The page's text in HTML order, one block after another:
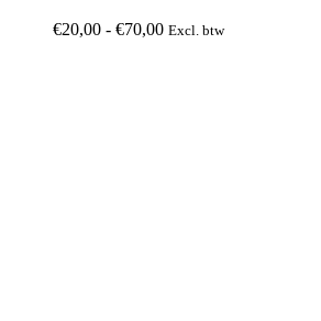
variaties.
€20,00 - €70,00Prijsklasse:
Excl. btw